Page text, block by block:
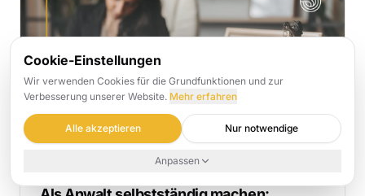
Kanzlei-Organisation
Cookie-Einstellungen
Wir verwenden Cookies für die Grundfunktionen und zur
Verbesserung unserer Website. Mehr erfahren
Alle akzeptieren Nur notwendige
Anpassen